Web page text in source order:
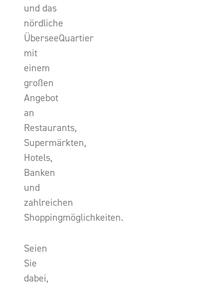
und das
nördliche
ÜberseeQuartier
mit
einem
großen
Angebot
an
Restaurants,
Supermärkten,
Hotels,
Banken
und
zahlreichen
Shoppingmöglichkeiten.
Seien
Sie
dabei,